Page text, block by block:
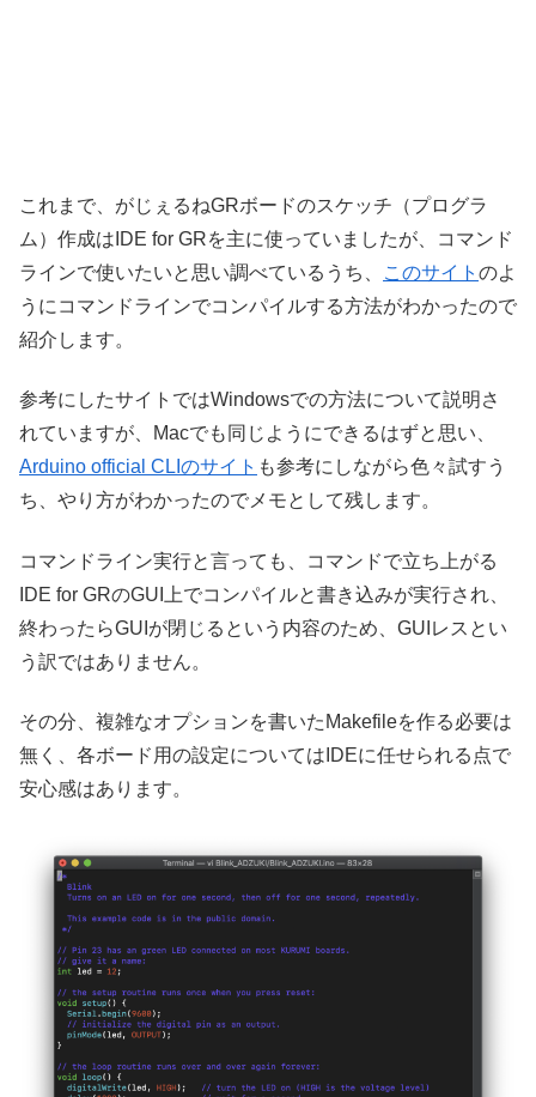
これまで、がじぇるねGRボードのスケッチ（プログラ
ム）作成はIDE for GRを主に使っていましたが、コマンド
ラインで使いたいと思い調べているうち、
このサイト のよ
うにコマンドラインでコンパイルする方法がわかったので
紹介します。
参考にしたサイトではWindowsでの方法について説明さ
れていますが、Macでも同じようにできるはずと思い、
Arduino official CLIのサイト も参考にしながら色々試すう
ち、やり方がわかったのでメモとして残します。
コマンドライン実行と言っても、コマンドで立ち上がる
IDE for GRのGUI上でコンパイルと書き込みが実行され、
終わったらGUIが閉じるという内容のため、GUIレスとい
う訳ではありません。
その分、複雑なオプションを書いたMakefileを作る必要は
無く、各ボード用の設定についてはIDEに任せられる点で
安心感はあります。